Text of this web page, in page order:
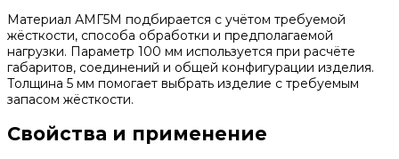
Материал АМГ5М подбирается с учётом требуемой
жёсткости, способа обработки и предполагаемой
нагрузки. Параметр 100 мм используется при расчёте
габаритов, соединений и общей конфигурации изделия.
Толщина 5 мм помогает выбрать изделие с требуемым
запасом жёсткости.
Свойства и применение